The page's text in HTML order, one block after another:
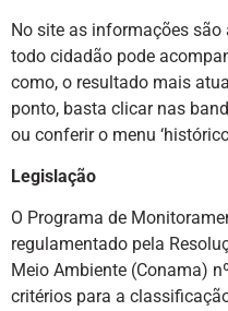
No site as informações
todo cidadão pode
como, o resultado mais
ponto, basta clicar nas
ou conferir o menu
Legislação
O Programa de
regulamentado pela
Meio Ambiente (Conama)
critérios para a